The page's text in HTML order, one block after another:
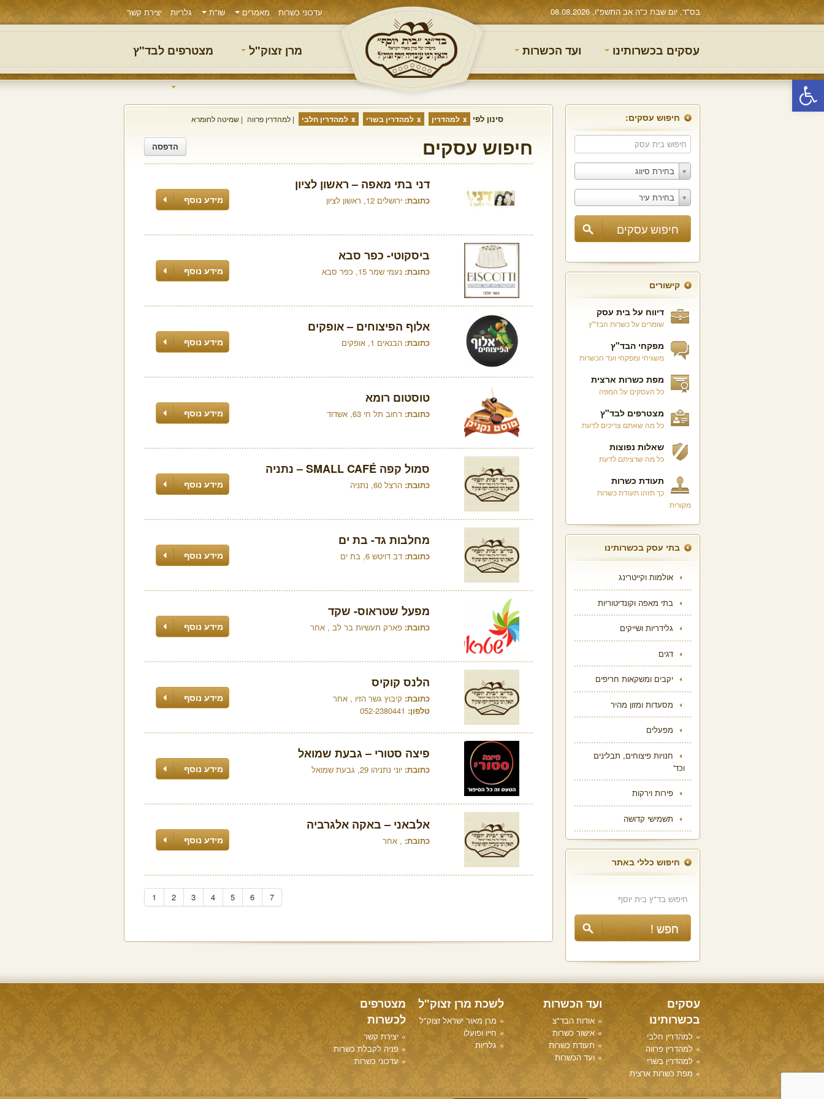
פתח סרגל נגישות
בס"ד, יום שבת כ"ה אב התשפ"ו, 08.08.2026 עדכוני כשרות מאמרים שו"ת גלריות יצירת קשר
עסקים בכשרותינו ועד הכשרות מרן זצוק"ל מצטרפים לבד"ץ
חיפוש עסקים:
בחירת סיווג
בחירת עיר
קישורים
דיווח על בית עסק
שומרים על כשרות הבד"ץ
מפקחי הבד"ץ
משגיחי ומפקחי ועד הכשרות
מפת כשרות ארצית
כל העסקים על המפה
מצטרפים לבד"ץ
כל מה שאתם צריכים לדעת
שאלות נפוצות
כל מה שרציתם לדעת
תעודת כשרות
כך תזהו תעודת כשרות
מקורית
בתי עסק בכשרותינו
אולמות וקייטרינג
בתי מאפה וקונדיטוריות
גלידריות ושייקים
דגים
יקבים ומשקאות חריפים
מסעדות ומזון מהיר
מפעלים
חנויות פיצוחים, תבלינים
וכד'
פירות וירקות
תשמישי קדושה
חיפוש כללי באתר
סינון לפי למהדרין למהדרין בשרי למהדרין חלבי למהדרין פרווה שמיטה לחומרא
חיפוש עסקים הדפסה
דני בתי מאפה – ראשון לציון
כתובת: ירושלים 12, ראשון לציון מידע נוסף
ביסקוטי- כפר סבא
כתובת: נעמי שמר 15, כפר סבא מידע נוסף
אלוף הפיצוחים – אופקים
כתובת: הבנאים 1, אופקים מידע נוסף
טוסטום רומא
כתובת: רחוב תל חי 63, אשדוד מידע נוסף
סמול קפה SMALL CAFÉ – נתניה
כתובת: הרצל 60, נתניה מידע נוסף
מחלבות גד- בת ים
כתובת: דב דויטש 6, בת ים מידע נוסף
מפעל שטראוס- שקד
כתובת: פארק תעשיות בר לב , אחר מידע נוסף
הלנס קוקיס
כתובת: קיבוץ גשר הזיו , אחר
טלפון: 052-2380441
מידע נוסף
פיצה סטורי – גבעת שמואל
כתובת: יוני נתניהו 29, גבעת שמואל מידע נוסף
אלבאני – באקה אלגרביה
כתובת: , אחר מידע נוסף
1 2 3 4 5 6 7
עסקים
בכשרותינו
למהדרין חלבי
למהדרין פרווה
למהדרין בשרי
מפת כשרות ארצית
ועד הכשרות
אודות הבד"צ
אישור כשרות
תעודת כשרות
ועד הכשרות
לשכת מרן זצוק"ל
מרן מאור ישראל זצוק"ל
חייו ופועלו
גלריות
מצטרפים
לכשרות
יצירת קשר
פניה לקבלת כשרות
עדכוני כשרות